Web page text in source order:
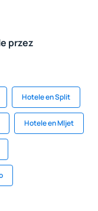
przez
Hotele en Split
Hotele en Mljet